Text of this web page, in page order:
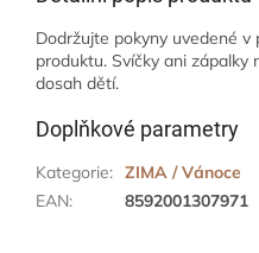
Dodržujte pokyny uvedené v
produktu. Svíčky ani zápalky
dosah dětí.
Doplňkové parametry
Kategorie: ZIMA / Vánoce
EAN: 8592001307971